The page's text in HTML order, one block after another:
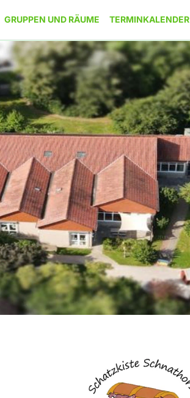
GRUPPEN UND RÄUME TERMINKALENDER